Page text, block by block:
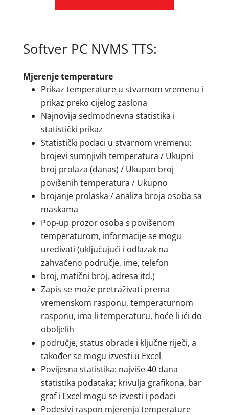
Softver PC NVMS TTS:
Mjerenje temperature
Prikaz temperature u stvarnom vremenu i
prikaz preko cijelog zaslona
Najnovija sedmodnevna statistika i
statistički prikaz
Statistički podaci u stvarnom vremenu:
brojevi sumnjivih temperatura / Ukupni
broj prolaza (danas) / Ukupan broj
povišenih temperatura / Ukupno
brojanje prolaska / analiza broja osoba sa
maskama
Pop-up prozor osoba s povišenom
temperaturom, informacije se mogu
uređivati (uključujući i odlazak na
zahvaćeno područje, ime, telefon
broj, matični broj, adresa itd.)
Zapis se može pretraživati prema
vremenskom rasponu, temperaturnom
rasponu, ima li temperaturu, hoće li ići do
oboljelih
područje, status obrade i ključne riječi, a
također se mogu izvesti u Excel
Povijesna statistika: najviše 40 dana
statistika podataka; krivulja grafikona, bar
graf i Excel mogu se izvesti i podaci
Podesivi raspon mjerenja temperature